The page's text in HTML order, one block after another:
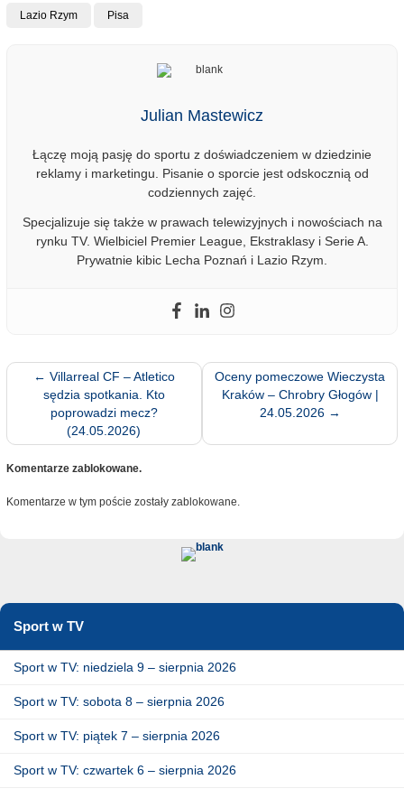
Lazio Rzym Pisa
Julian Mastewicz
Łączę moją pasję do sportu z doświadczeniem w dziedzinie
reklamy i marketingu. Pisanie o sporcie jest odskocznią od
codziennych zajęć.
Specjalizuje się także w prawach telewizyjnych i nowościach na
rynku TV. Wielbiciel Premier League, Ekstraklasy i Serie A.
Prywatnie kibic Lecha Poznań i Lazio Rzym.
← Villarreal CF – Atletico
sędzia spotkania. Kto
poprowadzi mecz?
(24.05.2026)
Oceny pomeczowe Wieczysta
Kraków – Chrobry Głogów |
24.05.2026 →
Komentarze zablokowane.
Komentarze w tym poście zostały zablokowane.
Sport w TV
Sport w TV: niedziela 9 – sierpnia 2026
Sport w TV: sobota 8 – sierpnia 2026
Sport w TV: piątek 7 – sierpnia 2026
Sport w TV: czwartek 6 – sierpnia 2026